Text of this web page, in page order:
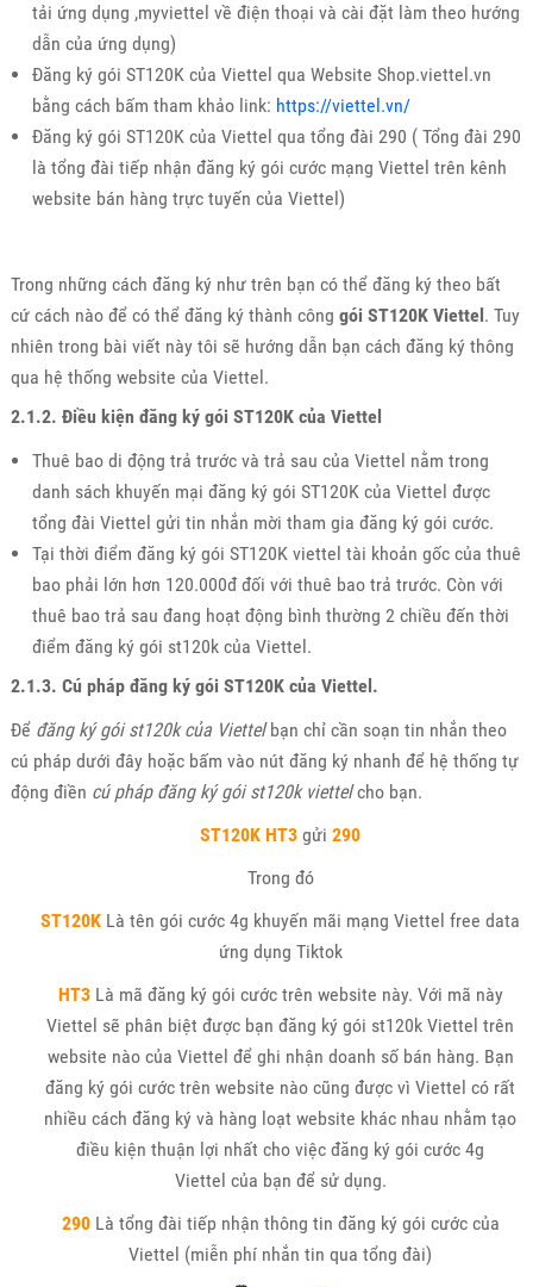
tải ứng dụng ,myviettel về điện thoại và cài đặt làm theo hướng
dẫn của ứng dụng)
Đăng ký gói ST120K của Viettel qua Website Shop.viettel.vn
bằng cách bấm tham khảo link: https://viettel.vn/
Đăng ký gói ST120K của Viettel qua tổng đài 290 ( Tổng đài 290
là tổng đài tiếp nhận đăng ký gói cước mạng Viettel trên kênh
website bán hàng trực tuyến của Viettel)
Trong những cách đăng ký như trên bạn có thể đăng ký theo bất
cứ cách nào để có thể đăng ký thành công gói ST120K Viettel. Tuy
nhiên trong bài viết này tôi sẽ hướng dẫn bạn cách đăng ký thông
qua hệ thống website của Viettel.
2.1.2. Điều kiện đăng ký gói ST120K của Viettel
Thuê bao di động trả trước và trả sau của Viettel nằm trong
danh sách khuyến mại đăng ký gói ST120K của Viettel được
tổng đài Viettel gửi tin nhắn mời tham gia đăng ký gói cước.
Tại thời điểm đăng ký gói ST120K viettel tài khoản gốc của thuê
bao phải lớn hơn 120.000đ đối với thuê bao trả trước. Còn với
thuê bao trả sau đang hoạt động bình thường 2 chiều đến thời
điểm đăng ký gói st120k của Viettel.
2.1.3. Cú pháp đăng ký gói ST120K của Viettel.
Để đăng ký gói st120k của Viettelbạn chỉ cần soạn tin nhắn theo
cú pháp dưới đây hoặc bấm vào nút đăng ký nhanh để hệ thống tự
động điền cú pháp đăng ký gói st120k viettelcho bạn.
ST120K HT3 gửi 290
Trong đó
ST120K Là tên gói cước 4g khuyến mãi mạng Viettel free data
ứng dụng Tiktok
HT3 Là mã đăng ký gói cước trên website này. Với mã này
Viettel sẽ phân biệt được bạn đăng ký gói st120k Viettel trên
website nào của Viettel để ghi nhận doanh số bán hàng. Bạn
đăng ký gói cước trên website nào cũng được vì Viettel có rất
nhiều cách đăng ký và hàng loạt website khác nhau nhằm tạo
điều kiện thuận lợi nhất cho việc đăng ký gói cước 4g
Viettel của bạn để sử dụng.
290Là tổng đài tiếp nhận thông tin đăng ký gói cước của
Viettel (miễn phí nhắn tin qua tổng đài)